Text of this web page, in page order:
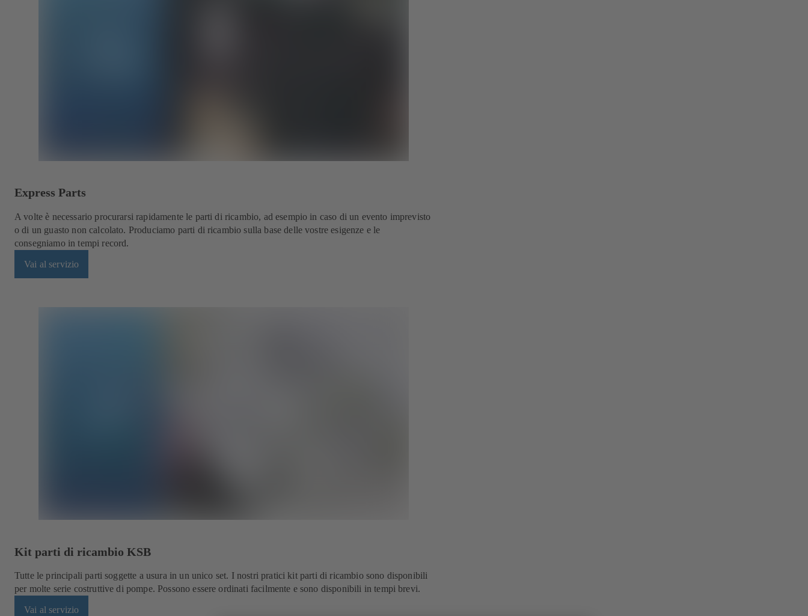
Express Parts
A volte è necessario procurarsi rapidamente le parti di ricambio, ad esempio in caso di un evento imprevisto
o di un guasto non calcolato. Produciamo parti di ricambio sulla base delle vostre esigenze e le
consegniamo in tempi record.
Vai al servizio
Kit parti di ricambio KSB
Tutte le principali parti soggette a usura in un unico set. I nostri pratici kit parti di ricambio sono disponibili
per molte serie costruttive di pompe. Possono essere ordinati facilmente e sono disponibili in tempi brevi.
Vai al servizio